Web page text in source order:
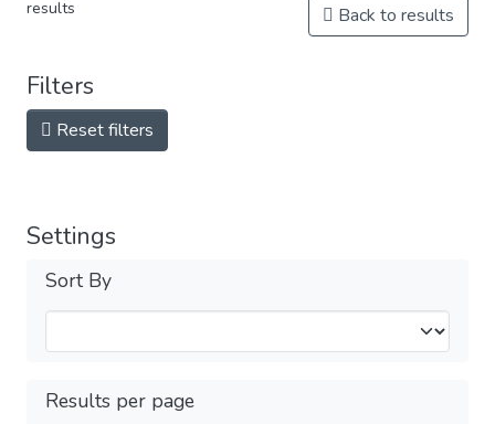
results Back to results
Filters
Reset filters
Settings
Sort By
Results per page